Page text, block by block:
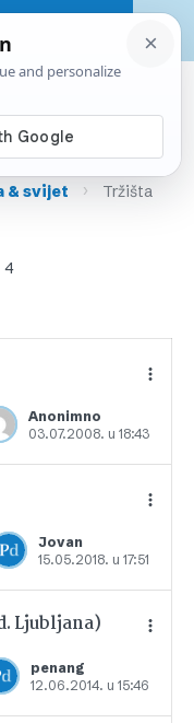
& svijet ›
Tržišta
4
Anonimno
03.07.2008. u 18:43
u favorite
Jovan
15.05.2018. u 17:51
u favorite
Ljubljana)
penang
12.06.2014. u 15:46
u favorite